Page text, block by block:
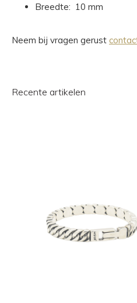
Breedte: 10 mm
Neem bij vragen gerust
Recente artikelen